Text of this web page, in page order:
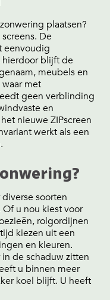
plaatsen?
De
eenvoudig
hierdoor blijft de
meubels en
met
geen verblinding
en
nieuwe ZIPscreen
werkt als een
soorten
u nou kiest voor
rolgordijnen
kiezen uit een
en kleuren.
de schaduw zitten
u binnen meer
koel blijft. U heeft